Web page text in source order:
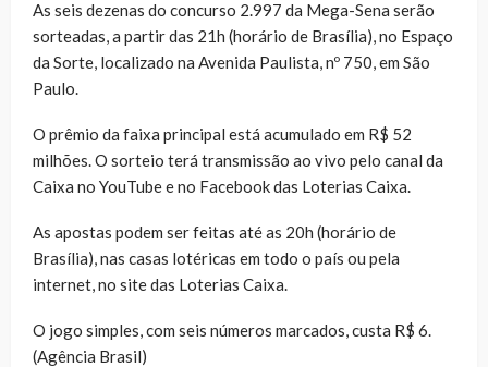
As seis dezenas do concurso 2.997 da Mega-Sena serão
sorteadas, a partir das 21h (horário de Brasília), no Espaço
da Sorte, localizado na Avenida Paulista, nº 750, em São
Paulo.
O prêmio da faixa principal está acumulado em R$ 52
milhões. O sorteio terá transmissão ao vivo pelo canal da
Caixa no YouTube e no Facebook das Loterias Caixa.
As apostas podem ser feitas até as 20h (horário de
Brasília), nas casas lotéricas em todo o país ou pela
internet, no site das Loterias Caixa.
O jogo simples, com seis números marcados, custa R$ 6.
(Agência Brasil)